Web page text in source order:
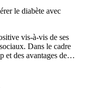
le diabète avec
vis-à-vis de ses
Dans le cadre
et des avantages de